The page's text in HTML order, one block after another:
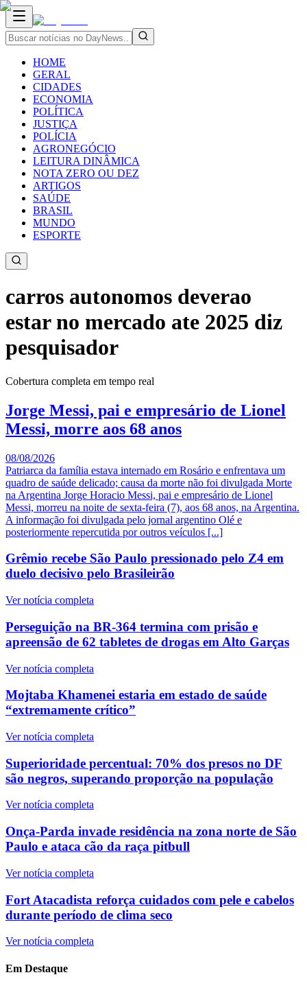
HOME
GERAL
CIDADES
ECONOMIA
POLÍTICA
JUSTIÇA
POLÍCIA
AGRONEGÓCIO
LEITURA DINÂMICA
NOTA ZERO OU DEZ
ARTIGOS
SAÚDE
BRASIL
MUNDO
ESPORTE
carros autonomos deverao
estar no mercado ate 2025 diz
pesquisador
Cobertura completa em tempo real
Jorge Messi, pai e empresário de Lionel
Messi, morre aos 68 anos
08/08/2026
Patriarca da família estava internado em Rosário e enfrentava um
quadro de saúde delicado; causa da morte não foi divulgada Morte
na Argentina Jorge Horacio Messi, pai e empresário de Lionel
Messi, morreu na noite de sexta-feira (7), aos 68 anos, na Argentina.
A informação foi divulgada pelo jornal argentino Olé e
posteriormente repercutida por outros veículos [...]
Grêmio recebe São Paulo pressionado pelo Z4 em
duelo decisivo pelo Brasileirão
Ver notícia completa
Perseguição na BR-364 termina com prisão e
apreensão de 62 tabletes de drogas em Alto Garças
Ver notícia completa
Mojtaba Khamenei estaria em estado de saúde
“extremamente crítico”
Ver notícia completa
Superioridade percentual: 70% dos presos no DF
são negros, superando proporção na população
Ver notícia completa
Onça-Parda invade residência na zona norte de São
Paulo e ataca cão da raça pitbull
Ver notícia completa
Fort Atacadista reforça cuidados com pele e cabelos
durante período de clima seco
Ver notícia completa
Em Destaque